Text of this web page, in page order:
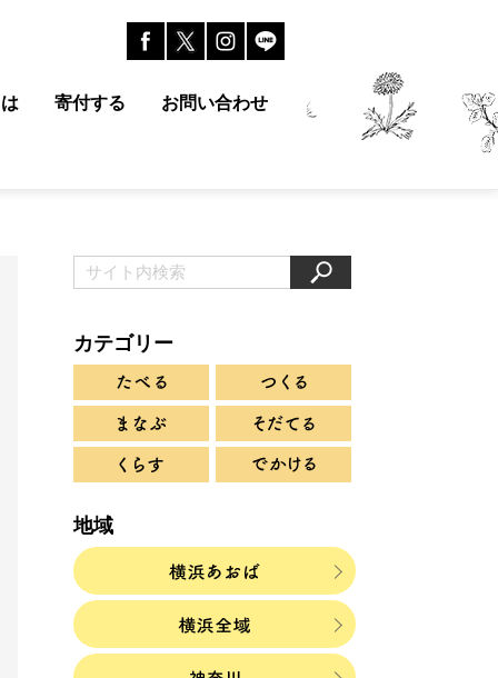
寄付する お問い合わせ
カテゴリー
地域